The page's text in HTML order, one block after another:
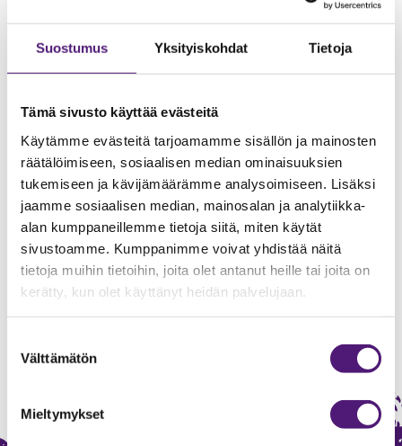
Suostumus Yksityiskohdat Tietoja
Tämä sivusto käyttää evästeitä
Käytämme evästeitä tarjoamamme sisällön ja mainosten
räätälöimiseen, sosiaalisen median ominaisuuksien
tukemiseen ja kävijämäärämme analysoimiseen. Lisäksi
jaamme sosiaalisen median, mainosalan ja analytiikka-
alan kumppaneillemme tietoja siitä, miten käytät
sivustoamme. Kumppanimme voivat yhdistää näitä
tietoja muihin tietoihin, joita olet antanut heille tai joita on
kerätty, kun olet käyttänyt heidän palvelujaan.
valinta
Välttämätön
Mieltymykset
Myytävät kohteet ja
tontit